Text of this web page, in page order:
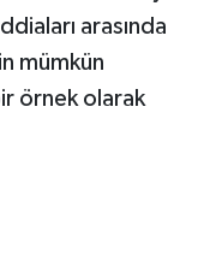
arasında
mümkün
örnek olarak